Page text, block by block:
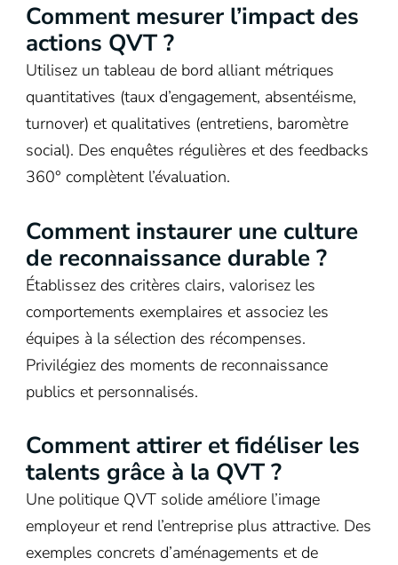
Comment mesurer l’impact des
actions QVT ?
Utilisez un tableau de bord alliant métriques
quantitatives (taux d’engagement, absentéisme,
turnover) et qualitatives (entretiens, baromètre
social). Des enquêtes régulières et des feedbacks
360° complètent l’évaluation.
Comment instaurer une culture
de reconnaissance durable ?
Établissez des critères clairs, valorisez les
comportements exemplaires et associez les
équipes à la sélection des récompenses.
Privilégiez des moments de reconnaissance
publics et personnalisés.
Comment attirer et fidéliser les
talents grâce à la QVT ?
Une politique QVT solide améliore l’image
employeur et rend l’entreprise plus attractive. Des
exemples concrets d’aménagements et de